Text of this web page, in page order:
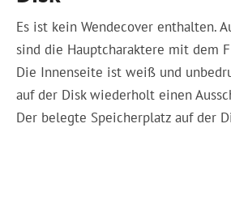
Es ist kein Wendecover enthalten.
sind die Hauptcharaktere mit dem
Die Innenseite ist weiß und
auf der Disk wiederholt einen
Der belegte Speicherplatz auf der